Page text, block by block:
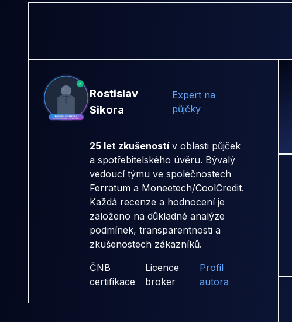
Rostislav
Sikora
Expert na
půjčky
25 let zkušenostív oblasti půjček
a spotřebitelského úvěru. Bývalý
vedoucí týmu ve společnostech
Ferratum a Moneetech/CoolCredit.
Každá recenze a hodnocení je
založeno na důkladné analýze
podmínek, transparentnosti a
zkušenostech zákazníků.
ČNB
certifikace
Licence
broker
Profil
autora